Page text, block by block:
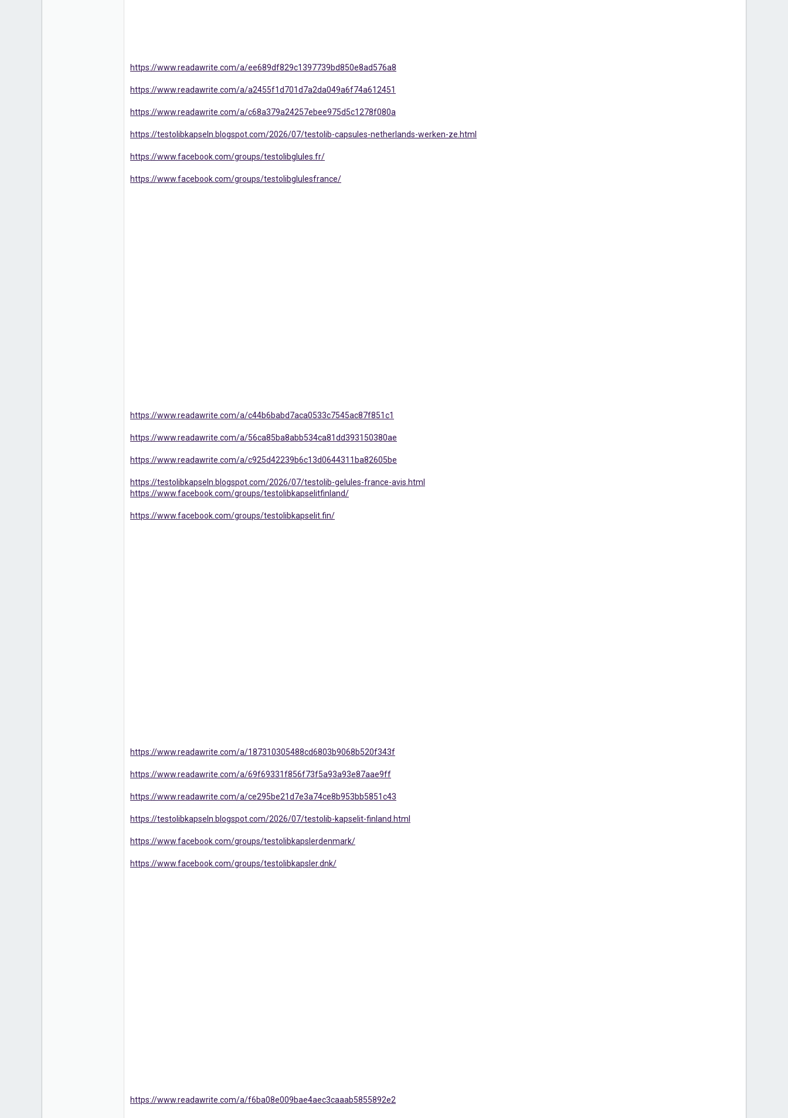
https://www.readawrite.com/a/ee689df829c1397739bd850e8ad576a8
https://www.readawrite.com/a/a2455f1d701d7a2da049a6f74a612451
https://www.readawrite.com/a/c68a379a24257ebee975d5c1278f080a
https://testolibkapseln.blogspot.com/2026/07/testolib-capsules-netherlands-werken-ze.html
https://www.facebook.com/groups/testolibglules.fr/
https://www.facebook.com/groups/testolibglulesfrance/
https://www.readawrite.com/a/c44b6babd7aca0533c7545ac87f851c1
https://www.readawrite.com/a/56ca85ba8abb534ca81dd393150380ae
https://www.readawrite.com/a/c925d42239b6c13d0644311ba82605be
https://testolibkapseln.blogspot.com/2026/07/testolib-gelules-france-avis.html
https://www.facebook.com/groups/testolibkapselitfinland/
https://www.facebook.com/groups/testolibkapselit.fin/
https://www.readawrite.com/a/187310305488cd6803b9068b520f343f
https://www.readawrite.com/a/69f69331f856f73f5a93a93e87aae9ff
https://www.readawrite.com/a/ce295be21d7e3a74ce8b953bb5851c43
https://testolibkapseln.blogspot.com/2026/07/testolib-kapselit-finland.html
https://www.facebook.com/groups/testolibkapslerdenmark/
https://www.facebook.com/groups/testolibkapsler.dnk/
https://www.readawrite.com/a/f6ba08e009bae4aec3caaab5855892e2